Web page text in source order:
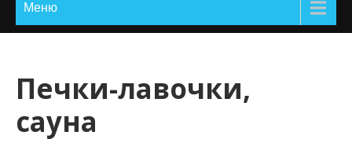
Меню
Печки-лавочки,
сауна